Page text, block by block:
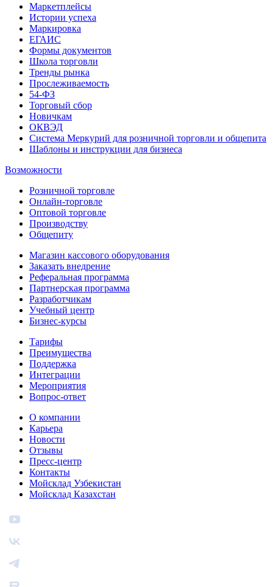
Маркетплейсы
Истории успеха
Маркировка
ЕГАИС
Формы документов
Школа торговли
Тренды рынка
Прослеживаемость
54-ФЗ
Торговый сбор
Новичкам
ОКВЭД
Система Меркурий для розничной торговли и общепита
Шаблоны и инструкции для бизнеса
Возможности
Розничной торговле
Онлайн-торговле
Оптовой торговле
Производству
Общепиту
Магазин кассового оборудования
Заказать внедрение
Реферальная программа
Партнерская программа
Разработчикам
Учебный центр
Бизнес‑курсы
Тарифы
Преимущества
Поддержка
Интеграции
Мероприятия
Вопрос-ответ
О компании
Карьера
Новости
Отзывы
Пресс-центр
Контакты
Мойсклад Узбекистан
Мойсклад Казахстан